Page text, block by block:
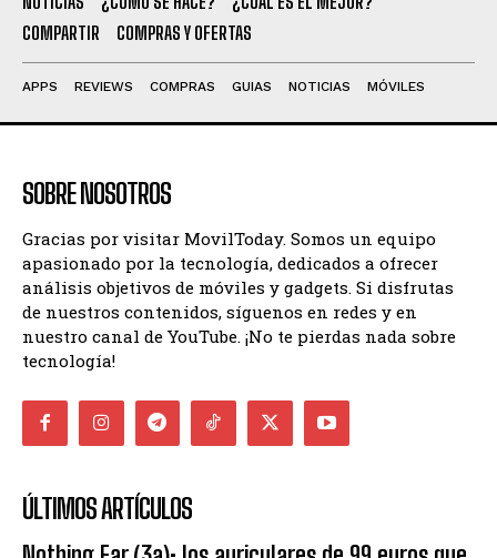
COMPARTIR
COMPRAS Y OFERTAS
APPS REVIEWS COMPRAS GUIAS NOTICIAS MÓVILES
SOBRE NOSOTROS
Gracias por visitar MovilToday. Somos un equipo
apasionado por la tecnología, dedicados a ofrecer
análisis objetivos de móviles y gadgets. Si disfrutas
de nuestros contenidos, síguenos en redes y en
nuestro canal de YouTube. ¡No te pierdas nada sobre
tecnología!
ÚLTIMOS ARTÍCULOS